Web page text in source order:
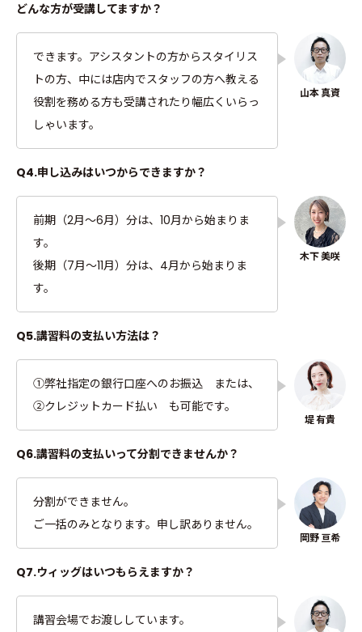
どんな方が受講してますか？
できます。アシスタントの方からスタイリス
トの方、中には店内でスタッフの方へ教える
役割を務める方も受講されたり幅広くいらっ
しゃいます。
Q4.申し込みはいつからできますか？
前期（2月～6月）分は、10月から始まりま
す。
後期（7月～11月）分は、4月から始まりま
す。
Q5.講習料の支払い方法は？
①弊社指定の銀行口座へのお振込 または、
②クレジットカード払い も可能です。
Q6.講習料の支払いって分割できませんか？
分割ができません。
ご一括のみとなります。申し訳ありません。
Q7.ウィッグはいつもらえますか？
講習会場でお渡ししています。